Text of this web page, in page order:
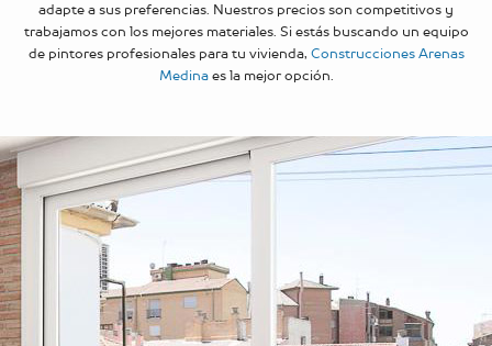
adapte a sus preferencias. Nuestros precios son competitivos y
trabajamos con los mejores materiales. Si estás buscando un equipo
de pintores profesionales para tu vivienda, Construcciones Arenas
Medinaes la mejor opción.